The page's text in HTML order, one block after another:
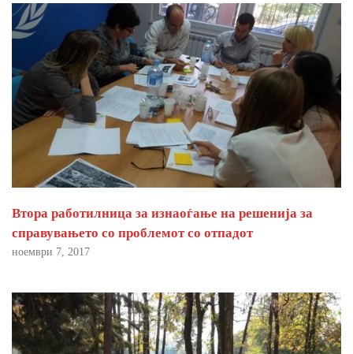
Втора работилница за изнаоѓање на решенија за
справувањето со проблемот со отпадот
ноември 7, 2017